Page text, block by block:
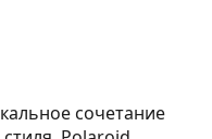
сочетание